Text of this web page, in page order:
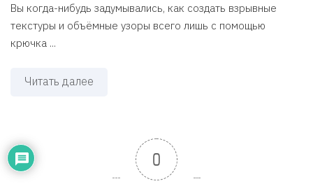
Вы когда-нибудь задумывались, как создать взрывные
текстуры и объёмные узоры всего лишь с помощью
крючка ...
Читать далее
0